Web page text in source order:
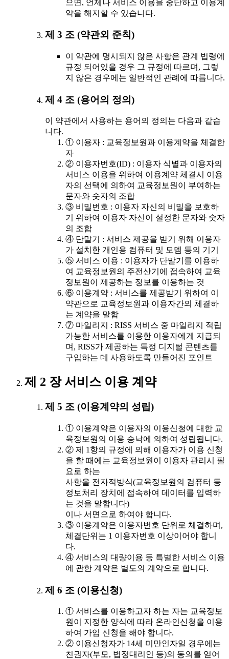
으면, 언제나 서비스 이용을 중단하고 이용계
약을 해지할 수 있습니다.
제 3 조 (약관외 준칙)
이 약관에 명시되지 않은 사항은 관계 법령에
규정 되어있을 경우 그 규정에 따르며, 그렇
지 않은 경우에는 일반적인 관례에 따릅니다.
제 4 조 (용어의 정의)
이 약관에서 사용하는 용어의 정의는 다음과 같습
니다.
① 이용자 : 교육정보원과 이용계약을 체결한
자
② 이용자번호(ID) : 이용자 식별과 이용자의
서비스 이용을 위하여 이용계약 체결시 이용
자의 선택에 의하여 교육정보원이 부여하는
문자와 숫자의 조합
③ 비밀번호 : 이용자 자신의 비밀을 보호하
기 위하여 이용자 자신이 설정한 문자와 숫자
의 조합
④ 단말기 : 서비스 제공을 받기 위해 이용자
가 설치한 개인용 컴퓨터 및 모뎀 등의 기기
⑤ 서비스 이용 : 이용자가 단말기를 이용하
여 교육정보원의 주전산기에 접속하여 교육
정보원이 제공하는 정보를 이용하는 것
⑥ 이용계약 : 서비스를 제공받기 위하여 이
약관으로 교육정보원과 이용자간의 체결하
는 계약을 말함
⑦ 마일리지 : RISS 서비스 중 마일리지 적립
가능한 서비스를 이용한 이용자에게 지급되
며, RISS가 제공하는 특정 디지털 콘텐츠를
구입하는 데 사용하도록 만들어진 포인트
제 2 장 서비스 이용 계약
제 5 조 (이용계약의 성립)
① 이용계약은 이용자의 이용신청에 대한 교
육정보원의 이용 승낙에 의하여 성립됩니다.
② 제 1항의 규정에 의해 이용자가 이용 신청
을 할 때에는 교육정보원이 이용자 관리시 필
요로 하는
사항을 전자적방식(교육정보원의 컴퓨터 등
정보처리 장치에 접속하여 데이터를 입력하
는 것을 말합니다)
이나 서면으로 하여야 합니다.
③ 이용계약은 이용자번호 단위로 체결하며,
체결단위는 1 이용자번호 이상이어야 합니
다.
④ 서비스의 대량이용 등 특별한 서비스 이용
에 관한 계약은 별도의 계약으로 합니다.
제 6 조 (이용신청)
① 서비스를 이용하고자 하는 자는 교육정보
원이 지정한 양식에 따라 온라인신청을 이용
하여 가입 신청을 해야 합니다.
② 이용신청자가 14세 미만인자일 경우에는
친권자(부모, 법정대리인 등)의 동의를 얻어